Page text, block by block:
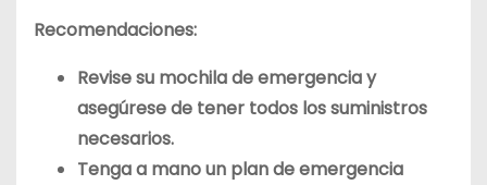
Recomendaciones:
Revise su mochila de emergencia y
asegúrese de tener todos los suministros
necesarios.
Tenga a mano un plan de emergencia